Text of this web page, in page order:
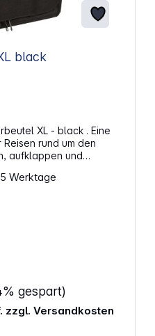
Reisenthel Toiletbag XL black
XL - black . Eine
rund um den
aufklappen und
von Reisenthel
Design und ihre
mit vier zusätzlichen
und Shampoos. Ein
Reißverschluss hält
Im Deckel befinden sich
ideal für Schmuck und
Werktage
gespart)
zzgl. Versandkosten